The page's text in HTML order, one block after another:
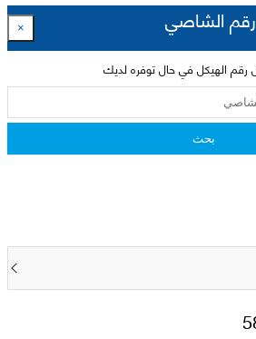
الشاصي ×
رقم الهيكل في حال توفره لديك
بحث